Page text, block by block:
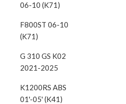
06-10 (K71)
F800ST 06-10
(K71)
G 310 GS K02
2021-2025
K1200RS ABS
01'-05' (K41)